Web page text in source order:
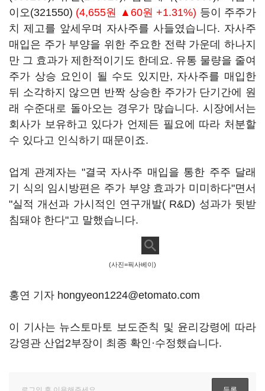
이오(321550) (4,655원 ▲60원 +1.31%) 등이 주주가
치 제고를 앞세우며 자사주를 사들였습니다. 자사주
매입은 주가 부양을 위한 주요한 전략 가운데 하나지
만 그 효과가 제한적이기도 한데요. 유통 물량을 줄여
주가 상승 요인이 될 수도 있지만, 자사주를 매입한
뒤 소각하지 않으면 반짝 상승한 주가가 단기간에 원
래 수준대로 돌아오는 경우가 많습니다. 시장에서는
회사가 보유하고 있다가 언제든 필요에 따라 처분할
수 있다고 인식하기 때문이죠.
업계 관계자는 "결국 자사주 매입을 통한 주주 달래
기 식의 임시방편은 주가 부양 효과가 미미하다"면서
"실적 개선과 가시적인 연구개발( R&D) 성과가 뒷받
침돼야 한다"고 말했습니다.
(사진=픽사베이)
홍연 기자 hongyeon1224@etomato.com
이 기사는 뉴스토마토 보도준칙 및 윤리강령에 따라
강영관 산업2부장이 최종 확인·수정했습니다.